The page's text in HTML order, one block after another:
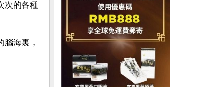
次的各種
海裏，